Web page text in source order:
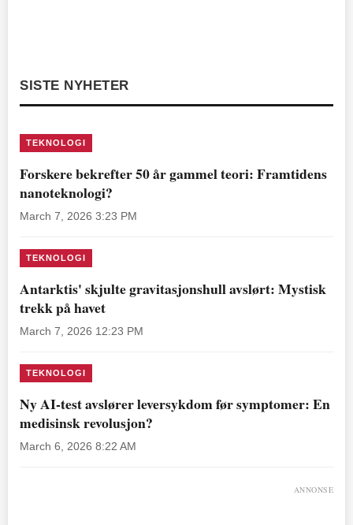
SISTE NYHETER
TEKNOLOGI
Forskere bekrefter 50 år gammel teori: Framtidens
nanoteknologi?
March 7, 2026 3:23 PM
TEKNOLOGI
Antarktis' skjulte gravitasjonshull avslørt: Mystisk
trekk på havet
March 7, 2026 12:23 PM
TEKNOLOGI
Ny AI-test avslører leversykdom før symptomer: En
medisinsk revolusjon?
March 6, 2026 8:22 AM
ANNONSE